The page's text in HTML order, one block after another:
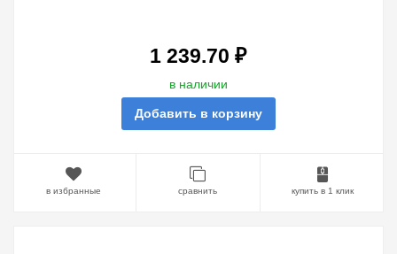
1 239.70 ₽
в наличии
Добавить в корзину
в избранные сравнить купить в 1 клик